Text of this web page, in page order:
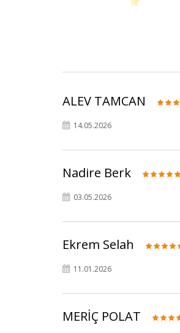
ALEV TAMCAN
14.05.2026
Nadire Berk
03.05.2026
Ekrem Selah
11.01.2026
MERİÇ POLAT